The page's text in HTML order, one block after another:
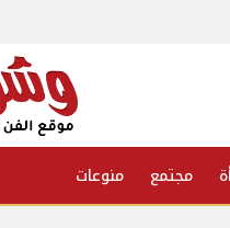
مجتمع منوعات